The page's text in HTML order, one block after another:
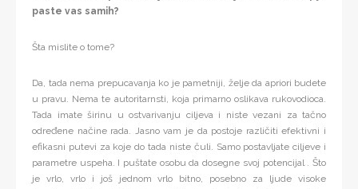
paste vas samih?
Šta mislite o tome?
Da, tada nema prepucavanja ko je pametniji, želje da apriori budete
u pravu. Nema te autoritarnsti, koja primarno oslikava rukovodioca.
Tada imate širinu u ostvarivanju ciljeva i niste vezani za tačno
određene načine rada. Jasno vam je da postoje različiti efektivni i
efikasni putevi za koje do tada niste čuli. Samo postavljate ciljeve i
parametre uspeha. I puštate osobu da dosegne svoj potencijal . Što
je vrlo, vrlo i još jednom vrlo bitno, posebno za ljude visoke